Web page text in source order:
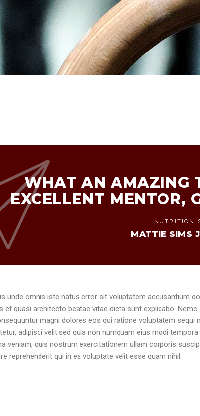
WHAT AN AMAZING
EXCELLENT MENTOR,
MATTIE SIMS
unde omnis iste natus error sit voluptatem accusantium
et quasi architecto beatae vitae dicta sunt explicabo.
magni dolores eos qui ratione voluptatem
adipisci velit.sed quia non numquam eius modi
veniam, quis nostrum exercitationem ullam corporis
reprehenderit qui in ea voluptate velit esse quam nihil.